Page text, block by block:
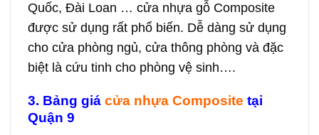
Quốc, Đài Loan … cửa nhựa gỗ Composite
được sử dụng rất phổ biến. Dễ dàng sử dụng
cho cửa phòng ngủ, cửa thông phòng và đặc
biệt là cứu tinh cho phòng vệ sinh….
3. Bảng giá cửa nhựa Composite tại
Quận 9